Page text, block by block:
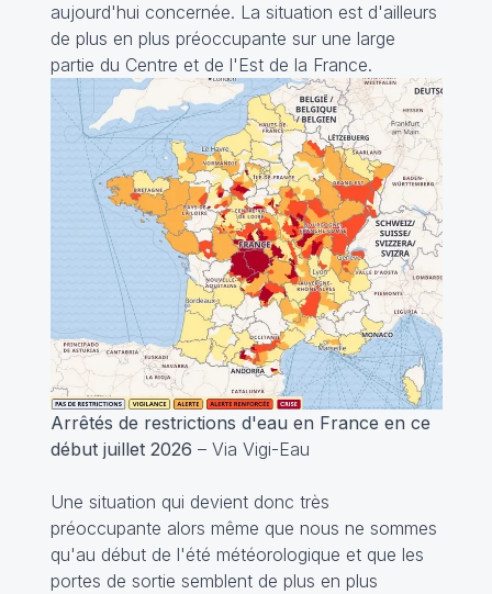
aujourd'hui concernée. La situation est d'ailleurs
de plus en plus préoccupante sur une large
partie du Centre et de l'Est de la France.
Arrêtés de restrictions d'eau en France en ce
début juillet 2026 – Via Vigi-Eau
Une situation qui devient donc très
préoccupante alors même que nous ne sommes
qu'au début de l'été météorologique et que les
portes de sortie semblent de plus en plus